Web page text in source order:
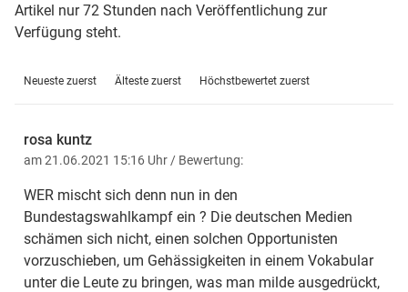
Artikel nur 72 Stunden nach Veröffentlichung zur
Verfügung steht.
Neueste zuerst Älteste zuerst Höchstbewertet zuerst
rosa kuntz
am 21.06.2021 15:16 Uhr / Bewertung:
WER mischt sich denn nun in den
Bundestagswahlkampf ein ? Die deutschen Medien
schämen sich nicht, einen solchen Opportunisten
vorzuschieben, um Gehässigkeiten in einem Vokabular
unter die Leute zu bringen, was man milde ausgedrückt,